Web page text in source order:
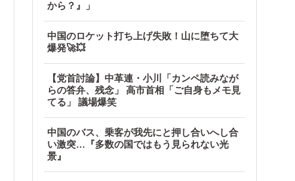
から？』」
中国のロケット打ち上げ失敗！山に堕ちて大
爆発🚀💥
【党首討論】中革連・小川「カンペ読みなが
らの答弁、残念」 高市首相「ご自身もメモ見
てる」 議場爆笑
中国のバス、乗客が我先にと押し合いへし合
い激突…『多数の国ではもう見られない光
景』